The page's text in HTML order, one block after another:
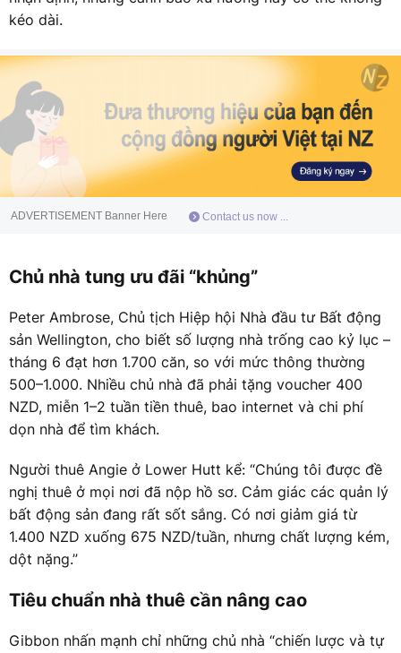
kéo dài.
ADVERTISEMENT Banner Here Contact us now ...
Chủ nhà tung ưu đãi “khủng”
Peter Ambrose, Chủ tịch Hiệp hội Nhà đầu tư Bất động
sản Wellington, cho biết số lượng nhà trống cao kỷ lục –
tháng 6 đạt hơn 1.700 căn, so với mức thông thường
500–1.000. Nhiều chủ nhà đã phải tặng voucher 400
NZD, miễn 1–2 tuần tiền thuê, bao internet và chi phí
dọn nhà để tìm khách.
Người thuê Angie ở Lower Hutt kể: “Chúng tôi được đề
nghị thuê ở mọi nơi đã nộp hồ sơ. Cảm giác các quản lý
bất động sản đang rất sốt sắng. Có nơi giảm giá từ
1.400 NZD xuống 675 NZD/tuần, nhưng chất lượng kém,
dột nặng.”
Tiêu chuẩn nhà thuê cần nâng cao
Gibbon nhấn mạnh chỉ những chủ nhà “chiến lược và tự